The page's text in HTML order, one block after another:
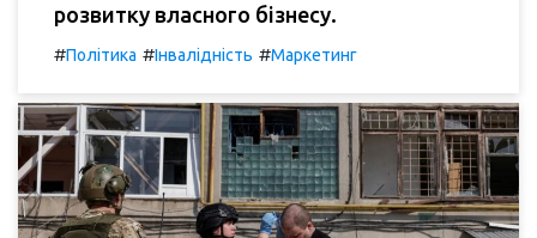
розвитку власного бізнесу.
#Політика #Інвалідність #Маркетинг